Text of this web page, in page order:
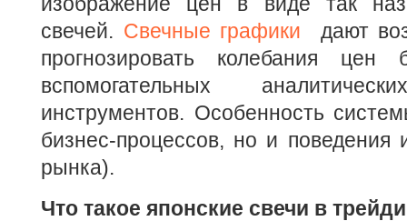
свечей. Свечные графики дают
прогнозировать колебания цен
вспомогательных
инструментов. Особенность
бизнес-процессов, но и поведения
рынка).
Что такое японские свечи в